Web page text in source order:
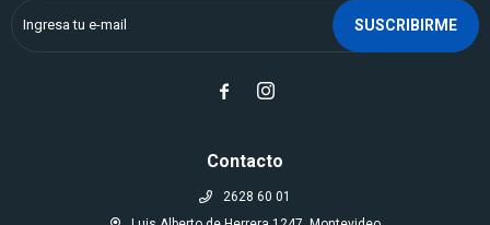
Contacto
2628 60 01
SUSCRIBIRME
 